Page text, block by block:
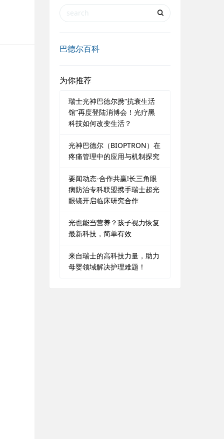
巴德尔百科
为你推荐
瑞士光神巴德尔携“抗衰生活
馆”再度登陆消博会！光疗黑
科技如何改变生活？
光神巴德尔（BIOPTRON）在
疼痛管理中的应用与机制探究
要闻动态-合作共赢!长三角眼
病防治专科联盟携手瑞士超光
眼镜开启临床研究合作
光也能当营养？孩子视力恢复
最新科技，简单有效
来自瑞士的高科技力量，助力
母婴领域解决护理难题！